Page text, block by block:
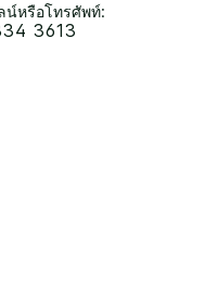
น์หรือโทรศัพท์:
3613